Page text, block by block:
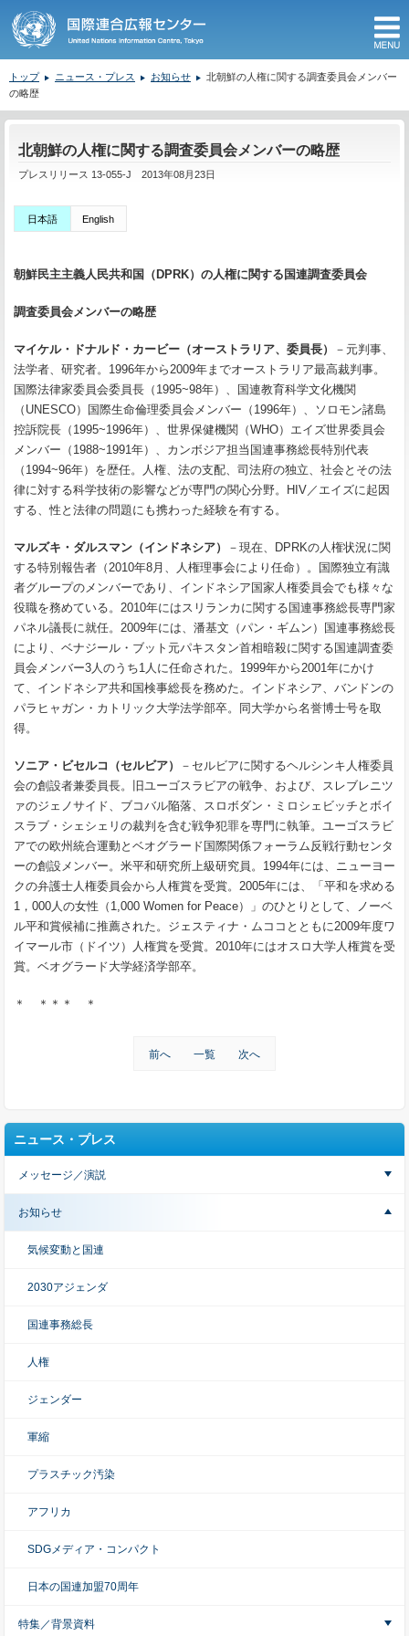
トップ ニュース・プレス お知らせ
北朝鮮の人権に関する調査委員会メンバー
の略歴
北朝鮮の人権に関する調査委員会メンバーの略歴
プレスリリース 13-055-J 2013年08月23日
日本語 English
朝鮮民主主義人民共和国（DPRK）の人権に関する国連調査委員会
調査委員会メンバーの略歴
マイケル・ドナルド・カービー（オーストラリア、委員長）
－元判事、
法学者、研究者。1996年から2009年までオーストラリア最高裁判事。
国際法律家委員会委員長（1995~98年）、国連教育科学文化機関
（UNESCO）国際生命倫理委員会メンバー（1996年）、ソロモン諸島
控訴院長（1995~1996年）、世界保健機関（WHO）エイズ世界委員会
メンバー（1988~1991年）、カンボジア担当国連事務総長特別代表
（1994~96年）を歴任。人権、法の支配、司法府の独立、社会とその法
律に対する科学技術の影響などが専門の関心分野。HIV／エイズに起因
する、性と法律の問題にも携わった経験を有する。
マルズキ・ダルスマン（インドネシア）
－現在、DPRKの人権状況に関
する特別報告者（2010年8月、人権理事会により任命）。国際独立有識
者グループのメンバーであり、インドネシア国家人権委員会でも様々な
役職を務めている。2010年にはスリランカに関する国連事務総長専門家
パネル議長に就任。2009年には、潘基文（パン・ギムン）国連事務総長
により、ベナジール・ブット元パキスタン首相暗殺に関する国連調査委
員会メンバー3人のうち1人に任命された。1999年から2001年にかけ
て、インドネシア共和国検事総長を務めた。インドネシア、バンドンの
パラヒャガン・カトリック大学法学部卒。同大学から名誉博士号を取
得。
ソニア・ビセルコ（セルビア）
－セルビアに関するヘルシンキ人権委員
会の創設者兼委員長。旧ユーゴスラビアの戦争、および、スレブレニツ
ァのジェノサイド、ブコバル陥落、スロボダン・ミロシェビッチとボイ
スラブ・シェシェリの裁判を含む戦争犯罪を専門に執筆。ユーゴスラビ
アでの欧州統合運動とベオグラード国際関係フォーラム反戦行動センタ
ーの創設メンバー。米平和研究所上級研究員。1994年には、ニューヨー
クの弁護士人権委員会から人権賞を受賞。2005年には、「平和を求める
1，000人の女性（1,000 Women for Peace）」のひとりとして、ノーベ
ル平和賞候補に推薦された。ジェスティナ・ムココとともに2009年度ワ
イマール市（ドイツ）人権賞を受賞。2010年にはオスロ大学人権賞を受
賞。ベオグラード大学経済学部卒。
＊ ＊＊＊ ＊
前へ 一覧 次へ
ニュース・プレス
メッセージ／演説
お知らせ
気候変動と国連
2030アジェンダ
国連事務総長
人権
ジェンダー
軍縮
プラスチック汚染
アフリカ
SDGメディア・コンパクト
日本の国連加盟70周年
特集／背景資料